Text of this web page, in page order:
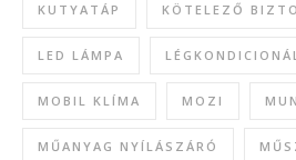
KUTYATÁP KÖTELEZŐ
LED LÁMPA
MOBIL KLÍMA MOZI
MŰANYAG NYÍLÁSZÁRÓ